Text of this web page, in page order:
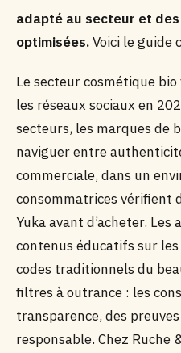
adapté au secteur et
optimisées.Voici le guide
Le secteur cosmétique
les réseaux sociaux en
secteurs, les marques de
naviguer entre
commerciale, dans un
consommatrices vérifient
Yuka avant d’acheter.
contenus éducatifs sur
codes traditionnels du
filtres à outrance : les
transparence, des
responsable. Chez Ruche